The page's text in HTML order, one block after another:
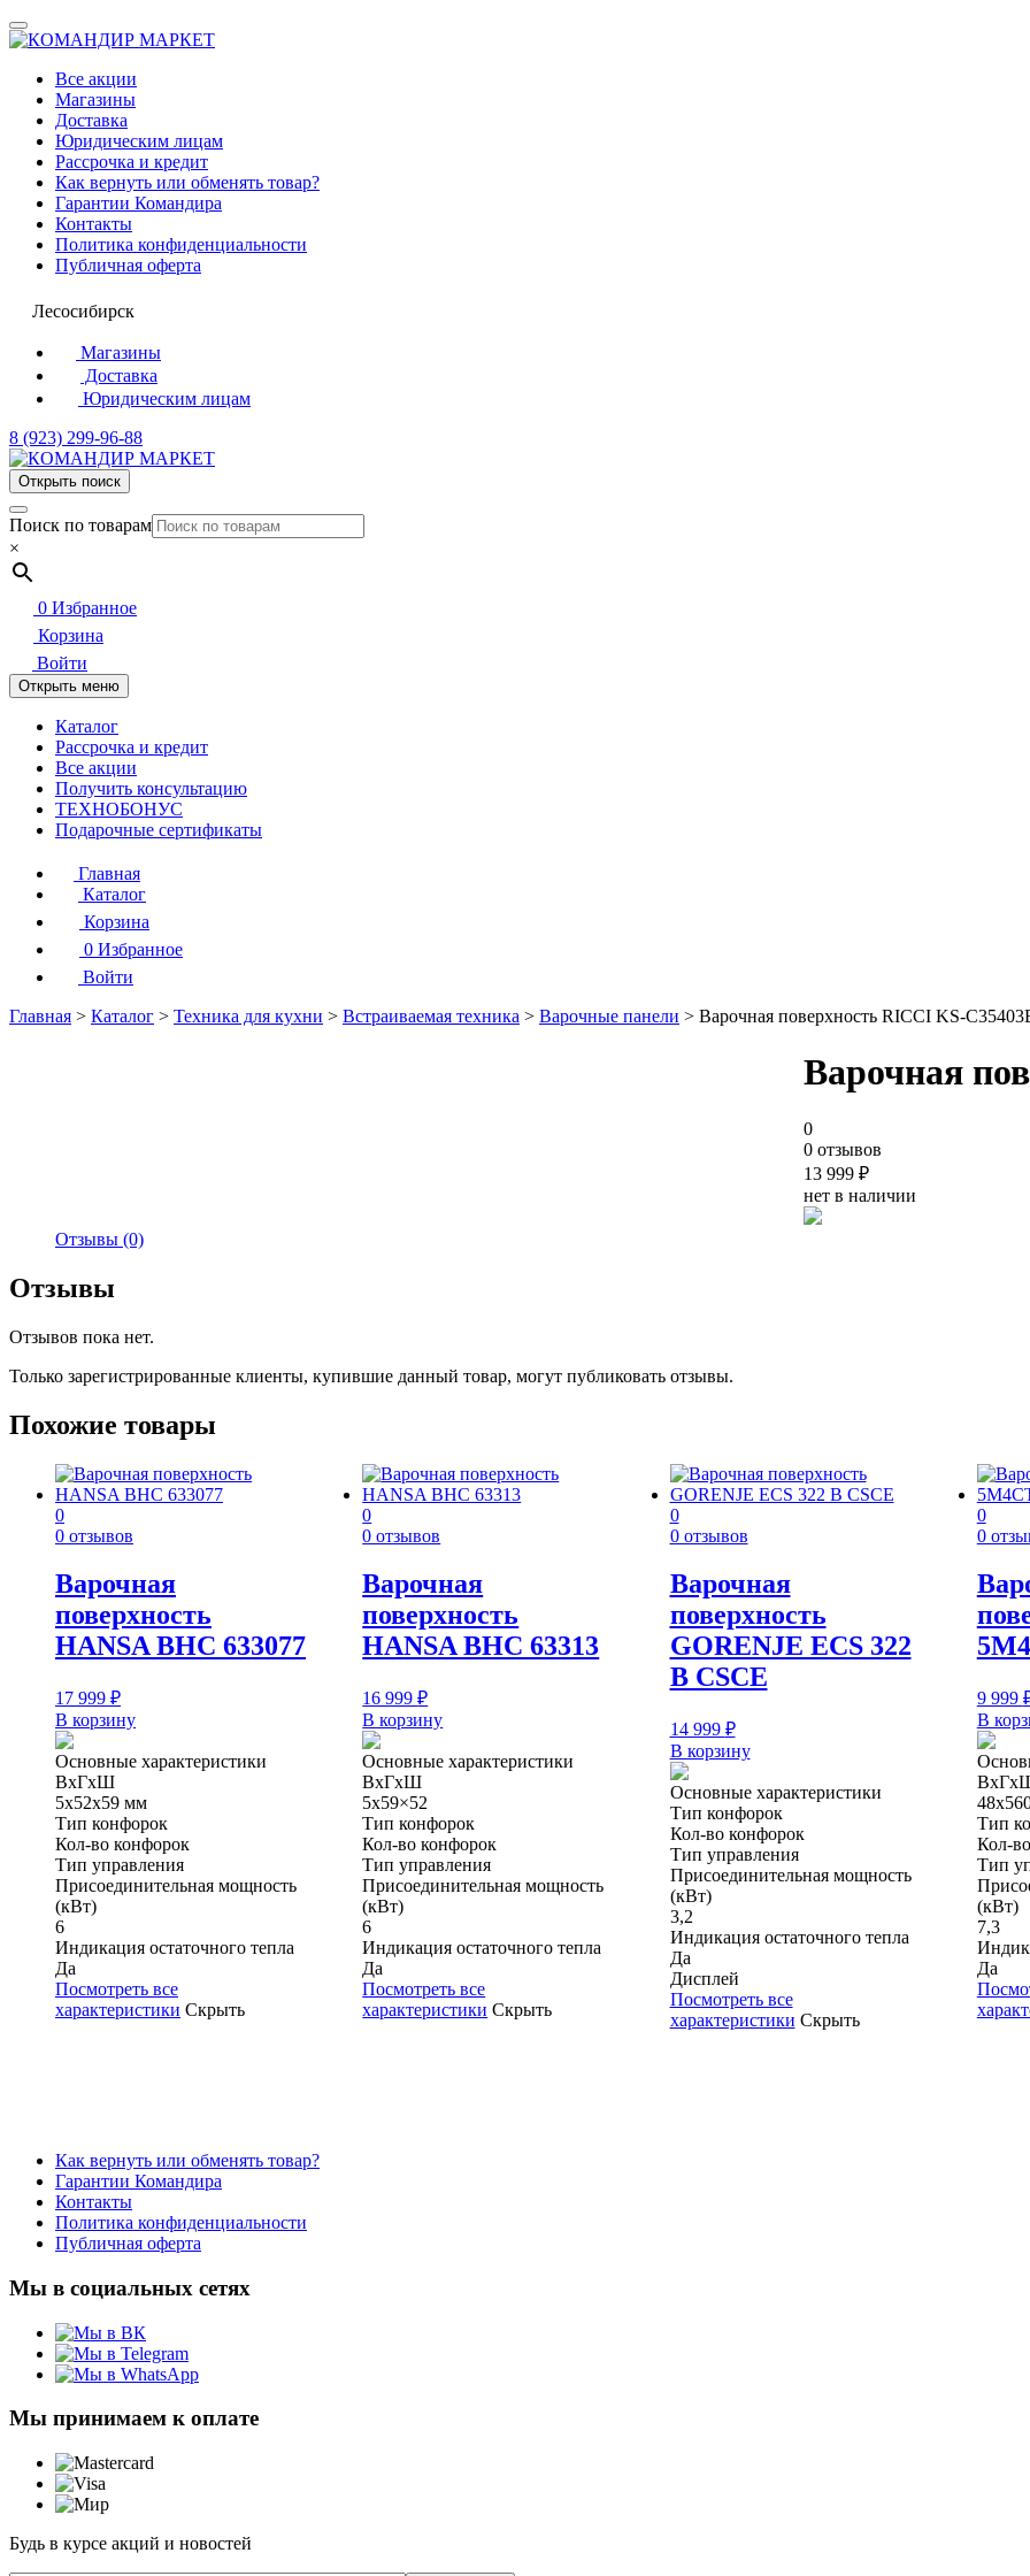
Все акции
Магазины
Доставка
Юридическим лицам
Рассрочка и кредит
Как вернуть или обменять товар?
Гарантии Командира
Контакты
Политика конфиденциальности
Публичная оферта
Лесосибирск
Магазины
Доставка
Юридическим лицам
8 (923) 299-96-88
Открыть поиск
Поиск по товарам
×
0 Избранное
Корзина
Войти
Открыть меню
Каталог
Рассрочка и кредит
Все акции
Получить консультацию
ТЕХНОБОНУС
Подарочные сертификаты
Главная
Каталог
Корзина
0 Избранное
Войти
Главная > Каталог > Техника для кухни > Встраиваемая техника > Варочные панели > Варочная поверхность RICCI KS-
Варочная
0
0 отзывов
13 999 ₽
нет в наличии
Отзывы (0)
Отзывы
Отзывов пока нет.
Только зарегистрированные клиенты, купившие данный товар, могут публиковать отзывы.
Похожие товары
0
0 отзывов
Варочная
поверхность
HANSA BHC 633077
17 999 ₽
В корзину
Основные характеристики
ВхГхШ
5х52х59 мм
Тип конфорок
Кол-во конфорок
Тип управления
Присоединительная мощность
(кВт)
6
Индикация остаточного тепла
Да
Посмотреть все
характеристики Скрыть
0
0 отзывов
Варочная
поверхность
HANSA BHC 63313
16 999₽
В корзину
Основные характеристики
ВхГхШ
5х59×52
Тип конфорок
Кол-во конфорок
Тип управления
Присоединительная мощность
(кВт)
6
Индикация остаточного тепла
Да
Посмотреть все
характеристики Скрыть
0
0 отзывов
Варочная
поверхность
GORENJE ECS 322
B CSCE
14 999 ₽
В корзину
Основные характеристики
Тип конфорок
Кол-во конфорок
Тип управления
Присоединительная мощность
(кВт)
3,2
Индикация остаточного тепла
Да
Дисплей
Посмотреть все
характеристики Скрыть
0
0
9 999
В
Тип
Кол-
Тип
(кВт)
7,3
Да
Как вернуть или обменять товар?
Гарантии Командира
Контакты
Политика конфиденциальности
Публичная оферта
Мы в социальных сетях
Мы принимаем к оплате
Будь в курсе акций и новостей